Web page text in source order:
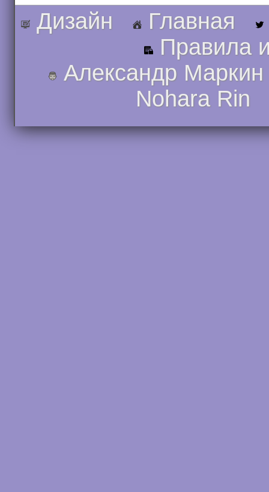
Дизайн Главная
Правила
Александр Маркин
Nohara Rin